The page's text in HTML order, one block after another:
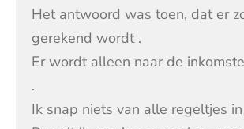
Het antwoord was toen, dat er
gerekend wordt .
Er wordt alleen naar de
.
Ik snap niets van alle regeltjes